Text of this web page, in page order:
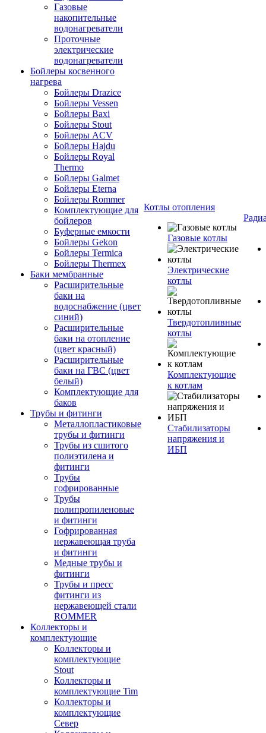
Газовые
накопительные
водонагреватели
Проточные
электрические
водонагреватели
Бойлеры косвенного
нагрева
Бойлеры Drazice
Бойлеры Vessen
Бойлеры Baxi
Бойлеры Stout
Бойлеры ACV
Бойлеры Hajdu
Бойлеры Royal
Thermo
Бойлеры Galmet
Бойлеры Eterna
Бойлеры Rommer
Комплектующие для
бойлеров
Буферные емкости
Бойлеры Gekon
Бойлеры Termica
Бойлеры Thermex
Баки мембранные
Расширительные
баки на
водоснабжение (цвет
синий)
Расширительные
баки на отопление
(цвет красный)
Расширительные
баки на ГВС (цвет
белый)
Комплектующие для
баков
Трубы и фитинги
Металлопластиковые
трубы и фитинги
Трубы из сшитого
полиэтилена и
фитинги
Трубы
гофрированные
Трубы
полипропиленовые
и фитинги
Гофрированная
нержавеющая труба
и фитинги
Медные трубы и
фитинги
Трубы и пресс
фитинги из
нержавеющей стали
ROMMER
Коллекторы и
комплектующие
Коллекторы и
комплектующие
Stout
Коллекторы и
комплектующие Tim
Коллекторы и
комплектующие
Север
Котлы отопления
Газовые котлы
Электрические
котлы
Твердотопливные
котлы
Комплектующие
к котлам
Стабилизаторы
напряжения и
ИБП